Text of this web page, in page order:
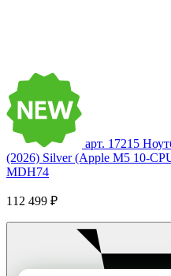
арт. 17215
(2026) Silver (Apple M5 10-
MDH74
112 499 ₽